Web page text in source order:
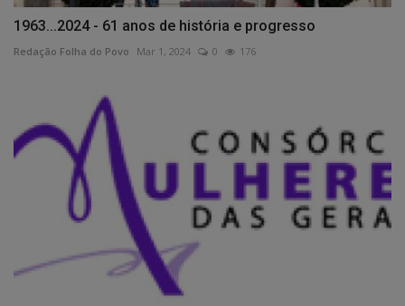
1963...2024 - 61 anos de história e progresso
Redação Folha do Povo Mar 1, 2024 0 176